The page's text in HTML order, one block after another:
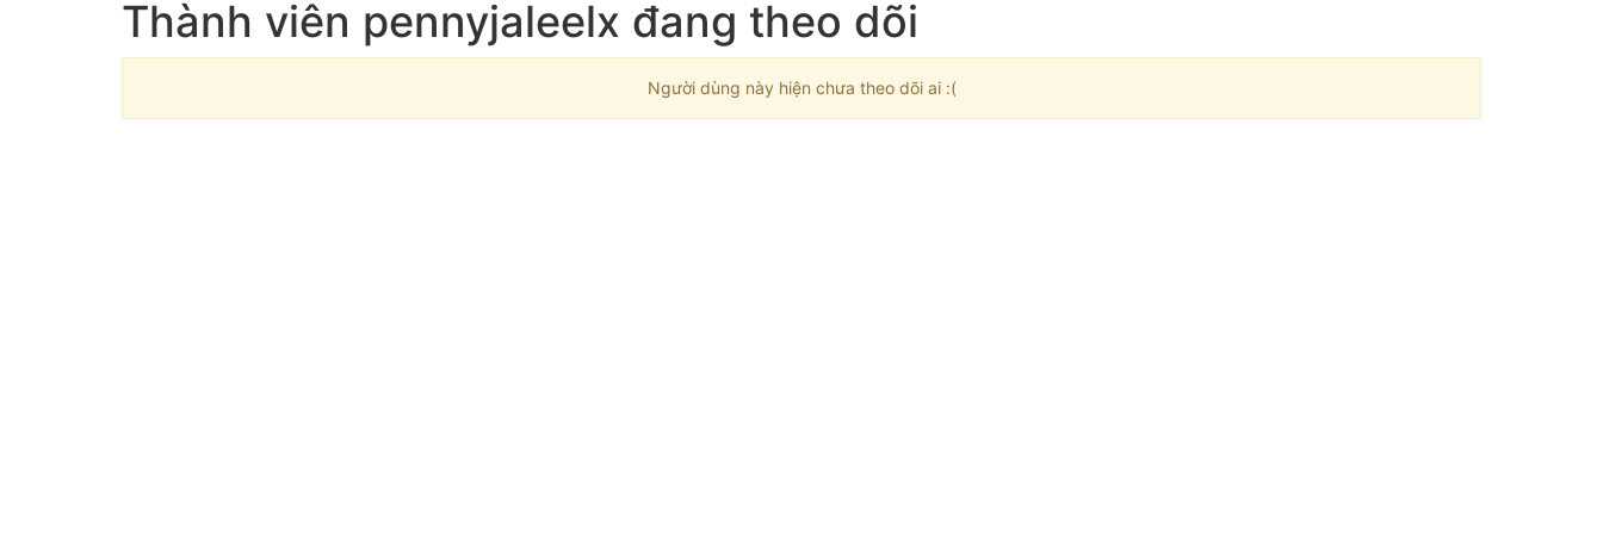
Thành viên pennyjaleelx đang theo dõi
Người dùng này hiện chưa theo dõi ai :(